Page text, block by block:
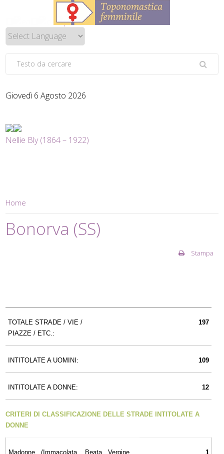
Giovedì 6 Agosto 2026
Nellie Bly (1864 – 1922)
Home
Bonorva (SS)
Stampa
TOTALE STRADE / VIE /
PIAZZE / ETC.:
197
INTITOLATE A UOMINI: 109
INTITOLATE A DONNE: 12
CRITERI DI CLASSIFICAZIONE DELLE STRADE INTITOLATE A
DONNE
Madonne (Immacolata, Beata Vergine,
1